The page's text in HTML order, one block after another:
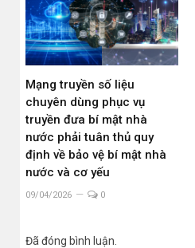
Mạng truyền số liệu
chuyên dùng phục vụ
truyền đưa bí mật nhà
nước phải tuân thủ quy
định về bảo vệ bí mật nhà
nước và cơ yếu
09/04/2026 0
Đã đóng bình luận.